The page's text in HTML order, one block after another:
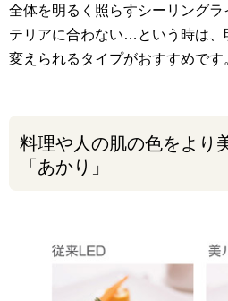
全体を明るく照らすシーリング
テリアに合わない…という時は、
変えられるタイプがおすすめです
料理や人の肌の色をより
「あかり」